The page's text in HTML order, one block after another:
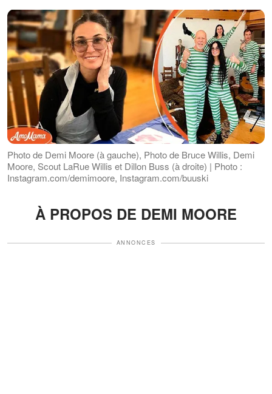
Photo de Demi Moore (à gauche), Photo de Bruce Willis, Demi
Moore, Scout LaRue Willis et Dillon Buss (à droite) | Photo :
Instagram.com/demimoore, Instagram.com/buuski
À PROPOS DE DEMI MOORE
ANNONCES